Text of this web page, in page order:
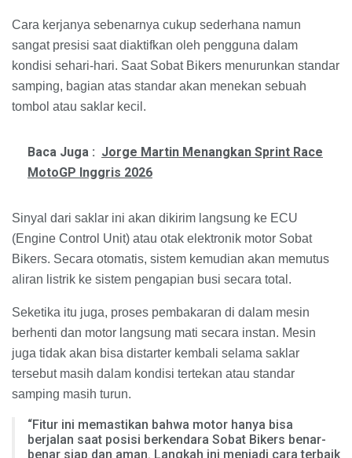
Cara kerjanya sebenarnya cukup sederhana namun
sangat presisi saat diaktifkan oleh pengguna dalam
kondisi sehari-hari. Saat Sobat Bikers menurunkan standar
samping, bagian atas standar akan menekan sebuah
tombol atau saklar kecil.
Baca Juga : Jorge Martin Menangkan Sprint Race
MotoGP Inggris 2026
Sinyal dari saklar ini akan dikirim langsung ke ECU
(Engine Control Unit) atau otak elektronik motor Sobat
Bikers. Secara otomatis, sistem kemudian akan memutus
aliran listrik ke sistem pengapian busi secara total.
Seketika itu juga, proses pembakaran di dalam mesin
berhenti dan motor langsung mati secara instan. Mesin
juga tidak akan bisa distarter kembali selama saklar
tersebut masih dalam kondisi tertekan atau standar
samping masih turun.
“Fitur ini memastikan bahwa motor hanya bisa
berjalan saat posisi berkendara Sobat Bikers benar-
benar siap dan aman. Langkah ini menjadi cara terbaik